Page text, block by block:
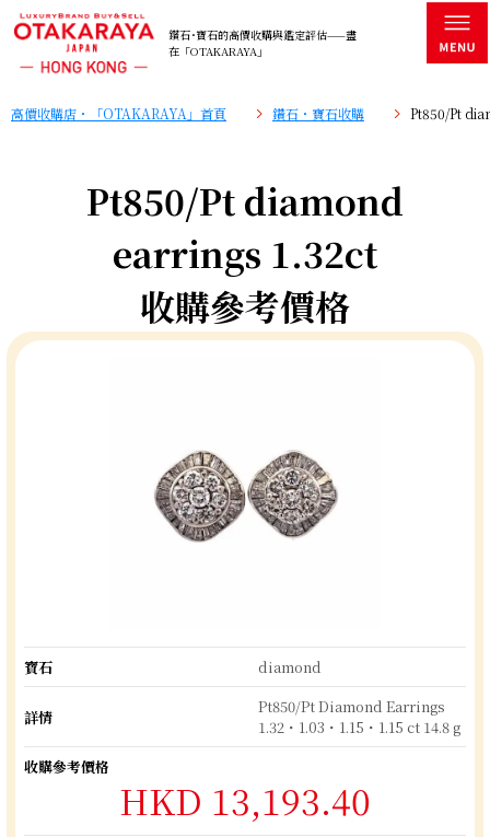
鑽石･寶石的高價收購與鑑定評估——盡
在「OTAKARAYA」
高價收購店・「OTAKARAYA」首頁 鑽石・寶石收購 Pt850/Pt
Pt850/Pt diamond
earrings 1.32ct
收購參考價格
寶石 diamond
詳情
Pt850/Pt Diamond Earrings
1.32・1.03・1.15・1.15 ct 14.8 g
收購參考價格
HKD 13,193.40